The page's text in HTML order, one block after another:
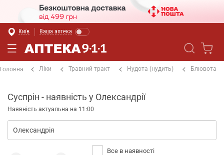
Київ Ваша аптека
Головна Ліки Травний тракт Нудота (нудить) Блювота
Суспрін - наявність у Олександрії
Наявність актуальна на 11:00
Все в наявності